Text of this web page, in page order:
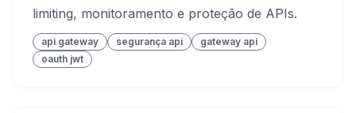
limiting, monitoramento e proteção de APIs.
api gateway segurança api
gateway api
oauth jwt